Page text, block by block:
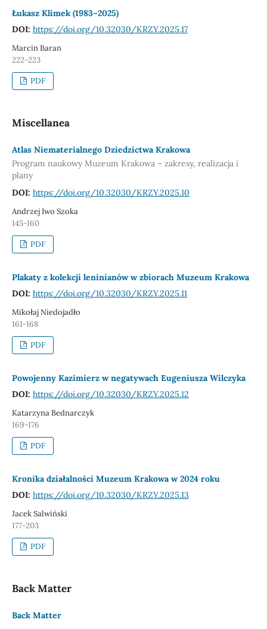
Łukasz Klimek (1983–2025)
DOI: https://doi.org/10.32030/KRZY.2025.17
Marcin Baran
222-223
PDF
Miscellanea
Atlas Niematerialnego Dziedzictwa Krakowa
Program naukowy Muzeum Krakowa – zakresy, realizacja i
plany
DOI: https://doi.org/10.32030/KRZY.2025.10
Andrzej Iwo Szoka
145-160
PDF
Plakaty z kolekcji leninianów w zbiorach Muzeum Krakowa
DOI: https://doi.org/10.32030/KRZY.2025.11
Mikołaj Niedojadło
161-168
PDF
Powojenny Kazimierz w negatywach Eugeniusza Wilczyka
DOI: https://doi.org/10.32030/KRZY.2025.12
Katarzyna Bednarczyk
169-176
PDF
Kronika działalności Muzeum Krakowa w 2024 roku
DOI: https://doi.org/10.32030/KRZY.2025.13
Jacek Salwiński
177-203
PDF
Back Matter
Back Matter